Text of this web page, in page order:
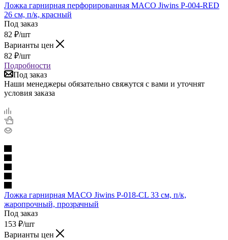
Ложка гарнирная перфорированная MACO Jiwins P-004-RED
26 см, п/к, красный
Под заказ
82 ₽/шт
Варианты цен
82 ₽/шт
Подробности
Под заказ
Наши менеджеры обязательно свяжутся с вами и уточнят
условия заказа
Ложка гарнирная MACO Jiwins P-018-CL 33 см, п/к,
жаропрочный, прозрачный
Под заказ
153 ₽/шт
Варианты цен